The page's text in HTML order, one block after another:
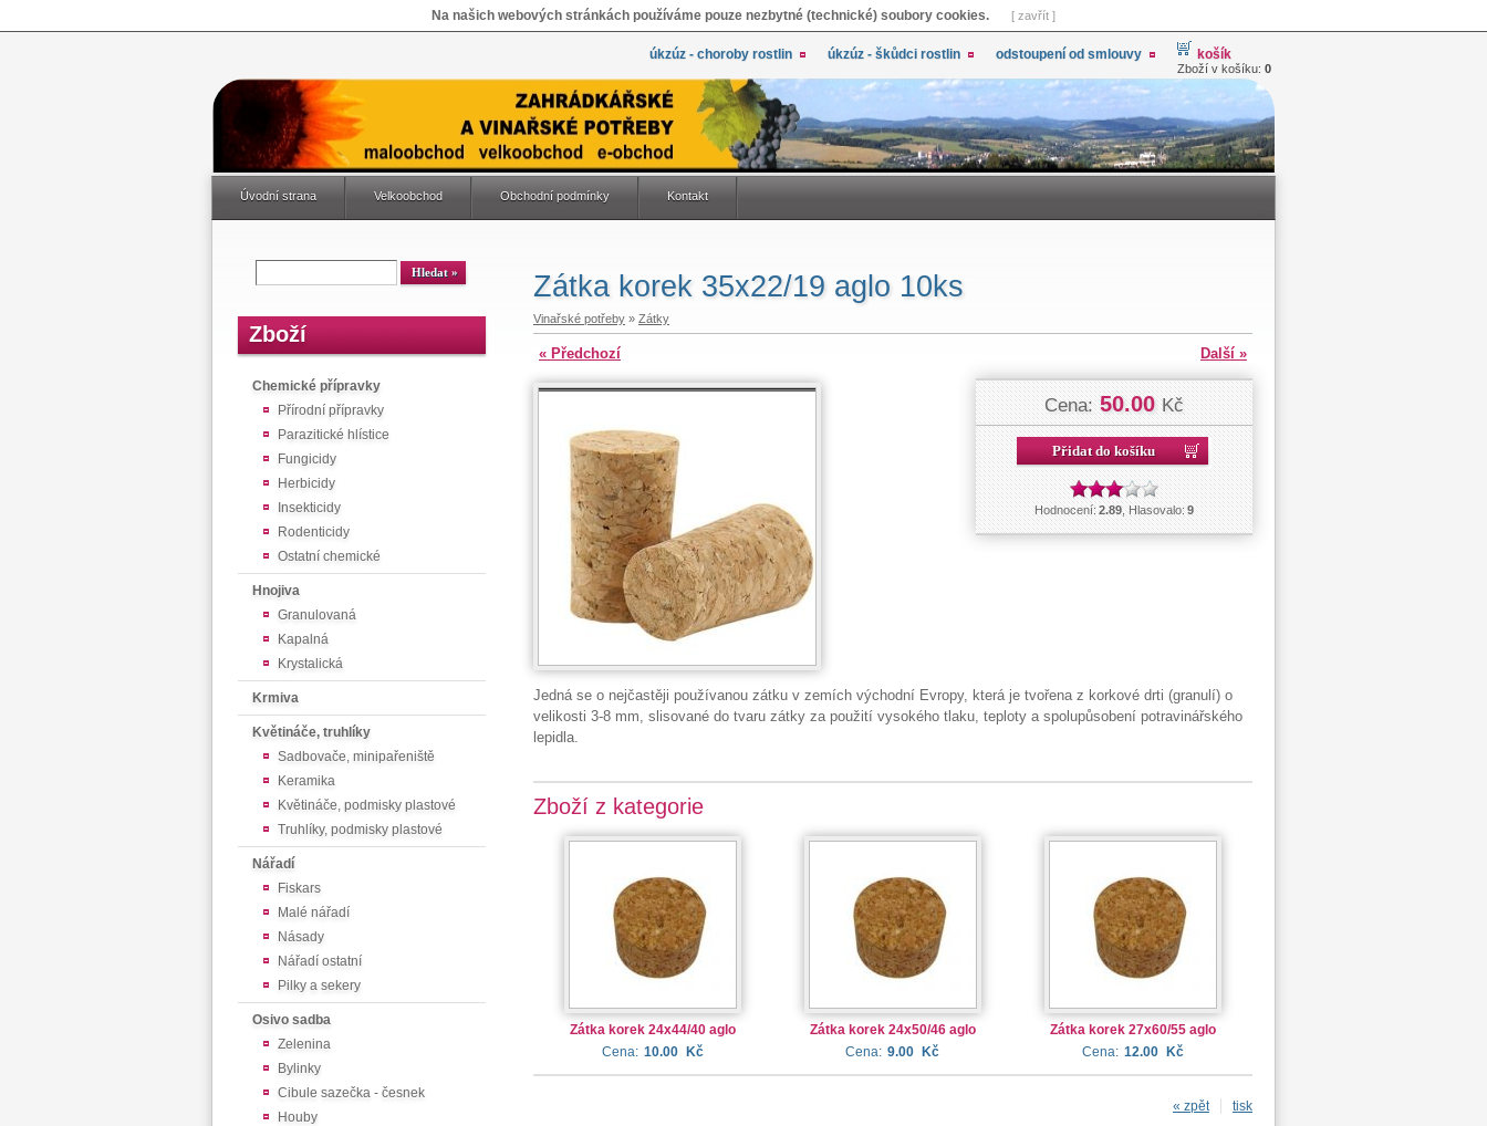
Na našich webových stránkách používáme pouze nezbytné (technické) soubory cookies. [ zavřít ]
úkzúz - choroby rostlin úkzúz - škůdci rostlin odstoupení od smlouvy košík
Zboží v košíku: 0
Úvodní strana Velkoobchod Obchodní podmínky Kontakt
Zboží
Chemické přípravky
Přírodní přípravky
Parazitické hlístice
Fungicidy
Herbicidy
Insekticidy
Rodenticidy
Ostatní chemické
Hnojiva
Granulovaná
Kapalná
Krystalická
Krmiva
Květináče, truhlíky
Sadbovače, minipařeniště
Keramika
Květináče, podmisky plastové
Truhlíky, podmisky plastové
Nářadí
Fiskars
Malé nářadí
Násady
Nářadí ostatní
Pilky a sekery
Osivo sadba
Zelenina
Bylinky
Cibule sazečka - česnek
Houby
Zátka korek 35x22/19 aglo 10ks
Vinařské potřeby » Zátky
« Předchozí Další »
Cena: 50.00 Kč
Hodnocení:2.89, Hlasovalo:9
Jedná se o nejčastěji používanou zátku v zemích východní Evropy, která je tvořena z korkové drti (granulí) o
velikosti 3-8 mm, slisované do tvaru zátky za použití vysokého tlaku, teploty a spolupůsobení potravinářského
lepidla.
Zboží z kategorie
Zátka korek 24x44/40 aglo
Cena: 10.00 Kč
Zátka korek 24x50/46 aglo
Cena: 9.00 Kč
Zátka korek 27x60/55 aglo
Cena: 12.00 Kč
tisk
« zpět